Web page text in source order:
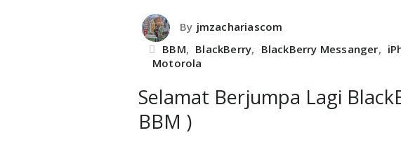
By jmzachariascom
BBM, BlackBerry, BlackBerry Messanger,
Motorola
Selamat Berjumpa Lagi
BBM )